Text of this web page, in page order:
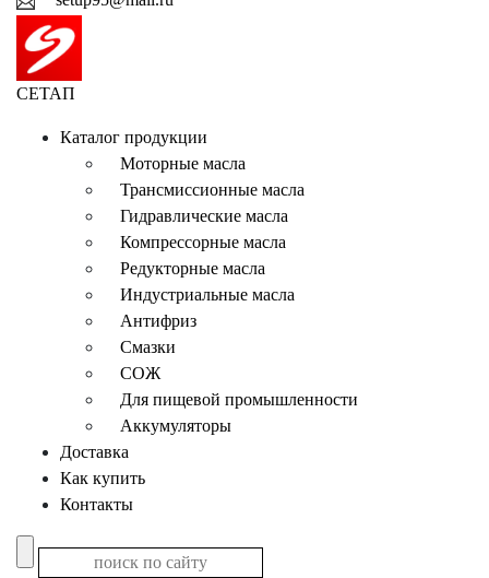
СЕТАП
Каталог продукции
Моторные масла
Трансмиссионные масла
Гидравлические масла
Компрессорные масла
Редукторные масла
Индустриальные масла
Антифриз
Смазки
СОЖ
Для пищевой промышленности
Аккумуляторы
Доставка
Как купить
Контакты